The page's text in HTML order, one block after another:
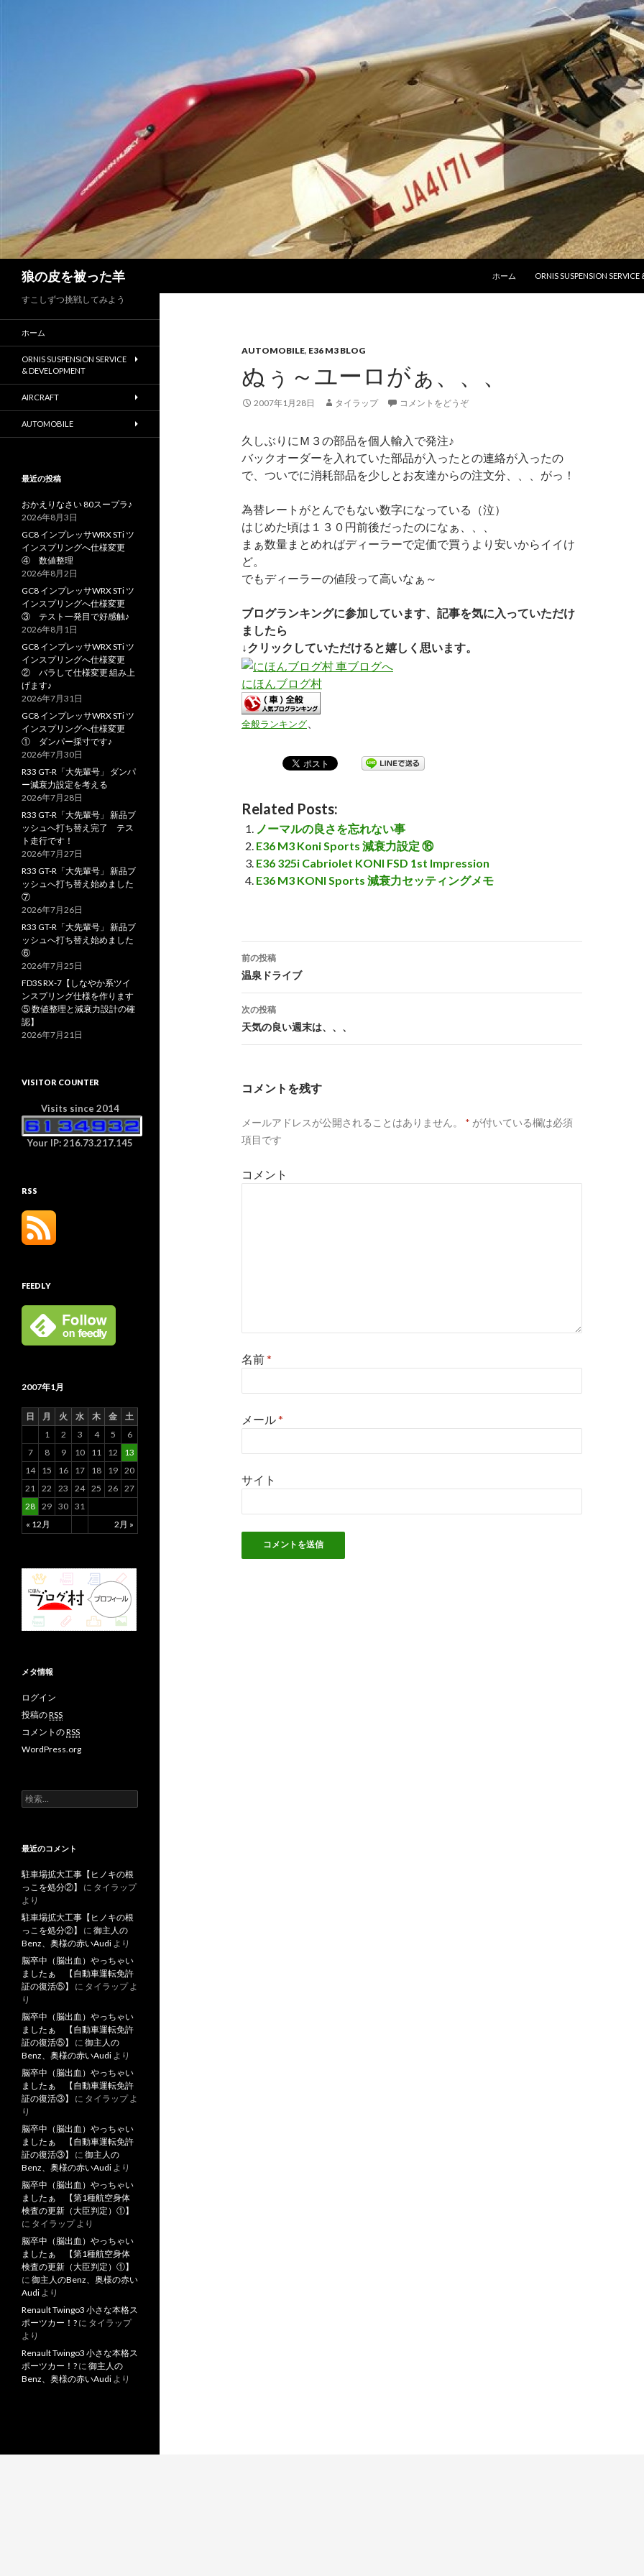
狼の皮を被った羊
ホーム
ORNIS SUSPENSION
AUTOMOBILE, E36 M3 BLOG
ぬぅ～ユーロがぁ、、、
2007年1月28日 タイラップ コメントをどうぞ
久しぶりにＭ３の部品を個人輸入で発注♪
バックオーダーを入れていた部品が入ったとの連絡が入ったの
で、ついでに消耗部品を少しとお友達からの注文分、、、がっ！
為替レートがとんでもない数字になっている（泣）
はじめた頃は１３０円前後だったのになぁ、、、
まぁ数量まとめればディーラーで定価で買うより安いからイイけ
ど。
でもディーラーの値段って高いなぁ～
ブログランキングに参加しています、記事を気に入っていただけ
ましたら
↓クリックしていただけると嬉しく思います。
にほんブログ村
全般ランキング
Related Posts:
ノーマルの良さを忘れない事
E36 M3 Koni Sports 減衰力設定 ⑯
E36 325i Cabriolet KONI FSD 1st Impression
E36 M3 KONI Sports 減衰力セッティングメモ
投
稿
ナ
ゲ
シ
ン
前の投稿
温泉ドライブ
次の投稿
天気の良い週末は、、、
コメントを残す
メールアドレスが公開されることはありません。 * が付いている欄は必須
項目です
コメント
名前*
メール*
サイト
すこしずつ挑戦してみよう
ホーム
ORNIS SUSPENSION SERVICE
& DEVELOPMENT
AIRCRAFT
AUTOMOBILE
最近の投稿
おかえりなさい 80スープラ♪
2026年8月3日
GC8 インプレッサWRX STi ツ
インスプリングへ仕様変更
④ 数値整理
2026年8月2日
GC8 インプレッサWRX STi ツ
インスプリングへ仕様変更
③ テスト一発目で好感触♪
2026年8月1日
GC8 インプレッサWRX STi ツ
インスプリングへ仕様変更
② バラして仕様変更 組み上
げます♪
2026年7月31日
GC8 インプレッサWRX STi ツ
インスプリングへ仕様変更
① ダンパー採寸です♪
2026年7月30日
R33 GT-R「大先輩号」 ダンパ
ー減衰力設定を考える
2026年7月28日
R33 GT-R「大先輩号」 新品ブ
ッシュへ打ち替え完了 テス
ト走行です！
2026年7月27日
R33 GT-R「大先輩号」 新品ブ
ッシュへ打ち替え始めました
⑦
2026年7月26日
R33 GT-R「大先輩号」 新品ブ
ッシュへ打ち替え始めました
⑥
2026年7月25日
FD3S RX-7【しなやか系ツイ
ンスプリング仕様を作ります
⑤ 数値整理と減衰力設計の確
認】
2026年7月21日
VISITOR COUNTER
Visits since 2014
Your IP: 216.73.217.145
RSS
FEEDLY
2007年1月
日 月 火 水 木 金 土
« 12月 2月 »
1 2 3 4 5
6
7
8 9 10 11 12
13
14
15 16 17 18 19 20
21 22 23 24 25 26 27
28 29 30 31
メタ情報
ログイン
投稿のRSS
コメントのRSS
WordPress.org
検
索
最近のコメント
駐車場拡大工事【ヒノキの根
っこを処分②】
に タイラップ
より
駐車場拡大工事【ヒノキの根
っこを処分②】
に 御主人の
Benz、奥様の赤いAudi より
脳卒中（脳出血）やっちゃい
ましたぁ 【自動車運転免許
証の復活⑤】
に タイラップよ
り
脳卒中（脳出血）やっちゃい
ましたぁ 【自動車運転免許
証の復活⑤】
に 御主人の
Benz、奥様の赤いAudi より
脳卒中（脳出血）やっちゃい
ましたぁ 【自動車運転免許
証の復活③】
に タイラップよ
り
脳卒中（脳出血）やっちゃい
ましたぁ 【自動車運転免許
証の復活③】
に 御主人の
Benz、奥様の赤いAudi より
脳卒中（脳出血）やっちゃい
ましたぁ 【第1種航空身体
検査の更新（大臣判定）①】
に タイラップより
脳卒中（脳出血）やっちゃい
ましたぁ 【第1種航空身体
検査の更新（大臣判定）①】
に 御主人のBenz、奥様の赤い
Audi より
Renault Twingo3 小さな本格ス
ポーツカー！? に タイラップ
より
Renault Twingo3 小さな本格ス
ポーツカー！? に 御主人の
Benz、奥様の赤いAudi より